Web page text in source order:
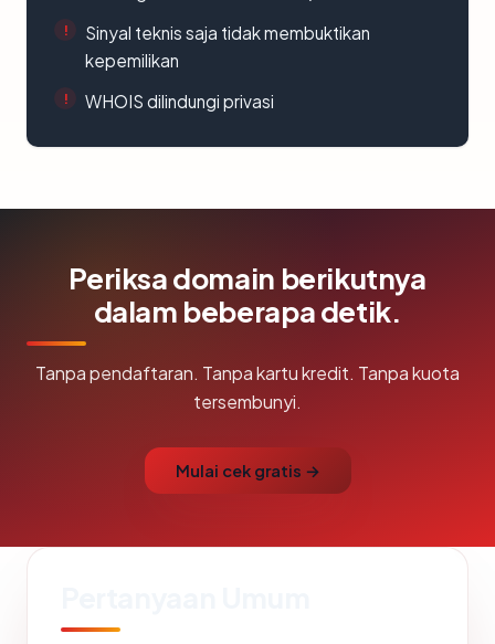
Sinyal teknis saja tidak membuktikan
kepemilikan
WHOIS dilindungi privasi
Periksa domain berikutnya
dalam beberapa detik.
Tanpa pendaftaran. Tanpa kartu kredit. Tanpa kuota
tersembunyi.
Mulai cek gratis →